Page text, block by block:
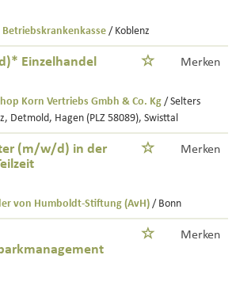
Betriebskrankenkasse / Koblenz
Einzelhandel Merken
Korn Vertriebs Gmbh & Co. Kg / Selters
Detmold, Hagen (PLZ 58089), Swisttal
(m/w/d) in der
Merken
von Humboldt-Stiftung (AvH) / Bonn
Merken